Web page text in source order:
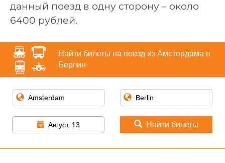
данный поезд в одну сторону – около
6400 рублей.
Найти билеты на поезд из Амстердама в
Берлин
Август, 13 Найти билеты